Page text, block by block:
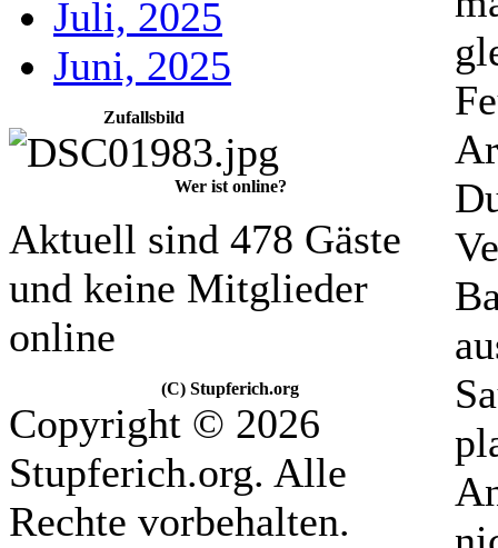
Juli, 2025
Juni, 2025
Zufallsbild
Wer ist online?
Aktuell sind 478 Gäste
und keine Mitglieder
online
(C) Stupferich.org
Copyright © 2026
Stupferich.org. Alle
Rechte vorbehalten.